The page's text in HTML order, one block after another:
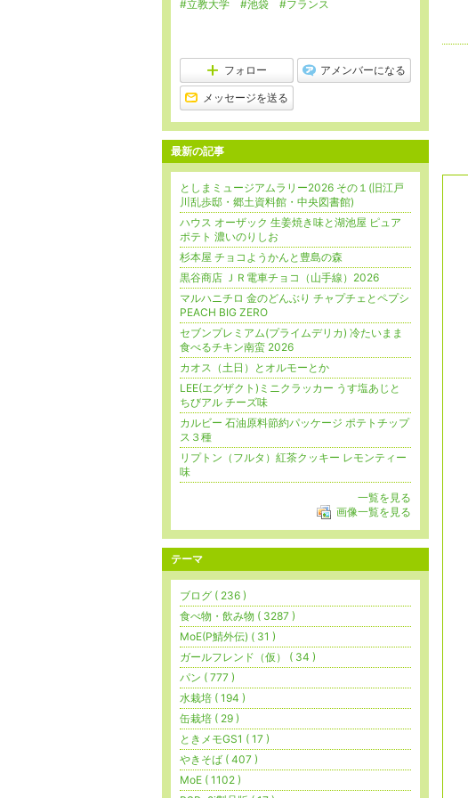
#立教大学 #池袋 #フランス
フォロー アメンバーになる
メッセージを送る
最新の記事
としまミュージアムラリー2026 その１(旧江戸
川乱歩邸・郷土資料館・中央図書館)
ハウス オーザック 生姜焼き味と湖池屋 ピュア
ポテト 濃いのりしお
杉本屋 チョコようかんと豊島の森
黒谷商店 ＪＲ電車チョコ（山手線）2026
マルハニチロ 金のどんぶり チャプチェとペプシ
PEACH BIG ZERO
セブンプレミアム(プライムデリカ) 冷たいまま
食べるチキン南蛮 2026
カオス（土日）とオルモーとか
LEE(エグザクト)ミニクラッカー うす塩あじと
ちびアル チーズ味
カルビー 石油原料節約パッケージ ポテトチップ
ス３種
リプトン（フルタ）紅茶クッキー レモンティー
味
一覧を見る
画像一覧を見る
テーマ
ブログ ( 236 )
食べ物・飲み物 ( 3287 )
MoE(P鯖外伝) ( 31 )
ガールフレンド（仮） ( 34 )
パン ( 777 )
水栽培 ( 194 )
缶栽培 ( 29 )
ときメモGS1 ( 17 )
やきそば ( 407 )
MoE ( 1102 )